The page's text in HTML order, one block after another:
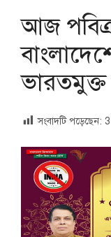
আজ
ভারতমুক্ত
সংবাদটি পড়েছেন: